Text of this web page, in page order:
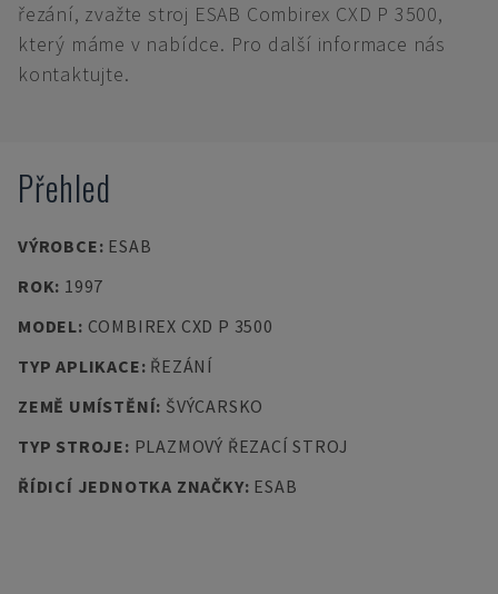
řezání, zvažte stroj ESAB Combirex CXD P 3500,
který máme v nabídce. Pro další informace nás
kontaktujte.
Přehled
VÝROBCE: ESAB
ROK: 1997
MODEL: COMBIREX CXD P 3500
TYP APLIKACE: ŘEZÁNÍ
ZEMĚ UMÍSTĚNÍ: ŠVÝCARSKO
TYP STROJE: PLAZMOVÝ ŘEZACÍ STROJ
ŘÍDICÍ JEDNOTKA ZNAČKY: ESAB